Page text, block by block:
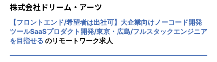
ットな組織構造で、意見交換が活発に行わ
れ、自由な発想が奨励されています。社員一
人ひとりがプロフェッショナルとして成長で
きる環境が整っています
【★働き方/リモートワーク】
ドリーム・アーツでは、リモートワークとオ
株式会社ドリーム・アーツ
【フロントエンド/希望者は出社可】大企業向けノーコード開発
ツールSaaSプロダクト開発/東京・広島/フルスタックエンジニア
を目指せる のリモートワーク求人